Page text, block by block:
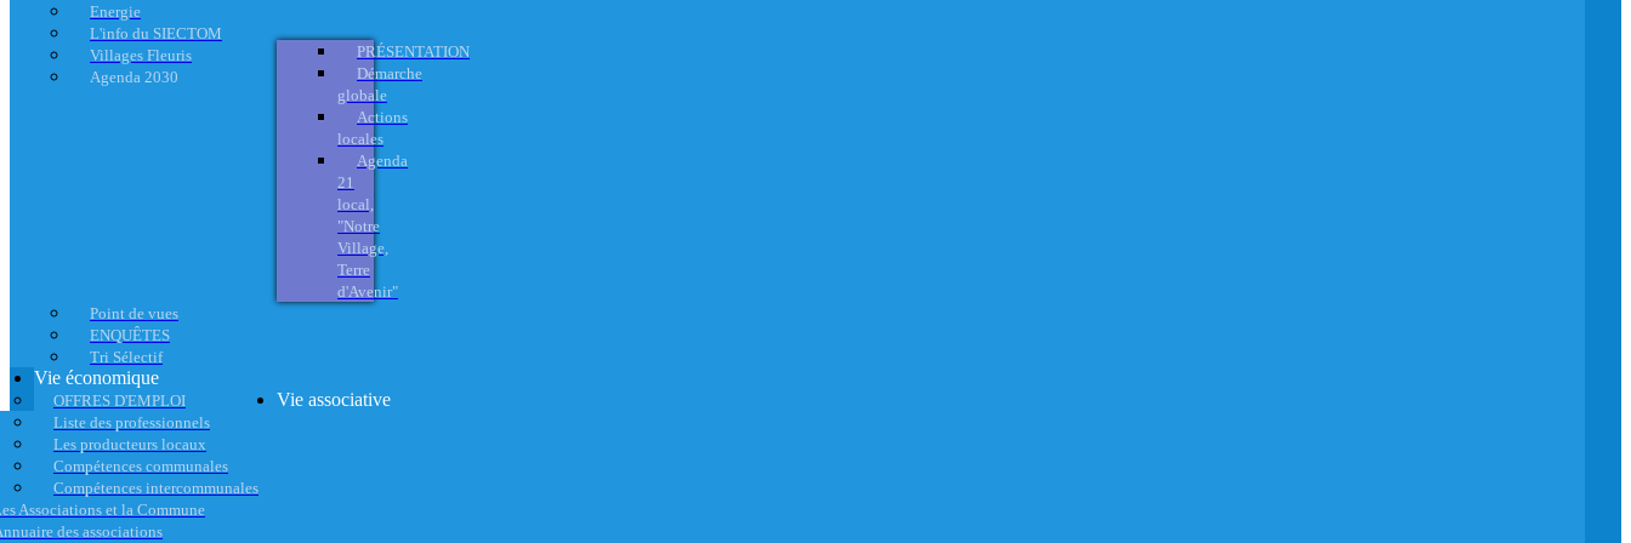
Energie
L'info du SIECTOM
Villages Fleuris
Agenda 2030
PRÉSENTATION
Démarche
globale
Actions
locales
Agenda
21
local,
"Notre
Village,
Terre
d'Avenir"
Point de vues
ENQUÊTES
Tri Sélectif
Vie économique
OFFRES D'EMPLOI
Liste des professionnels
Les producteurs locaux
Compétences communales
Compétences intercommunales
Vie associative
Associations et la Commune
des associations